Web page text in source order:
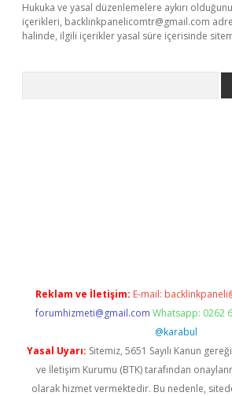
Hukuka ve yasal düzenlemelere aykırı
içerikleri, backlinkpanelicomtr@gmail.com
halinde, ilgili içerikler yasal süre içerisinde
Reklam ve İletişim: E-mail:
forumhizmeti@gmail.com Whatsapp: 0262
@karabul
Yasal Uyarı: Sitemiz, 5651 Sayılı Kanun
ve İletişim Kurumu (BTK) tarafından
olarak hizmet vermektedir. Bu nedenle,